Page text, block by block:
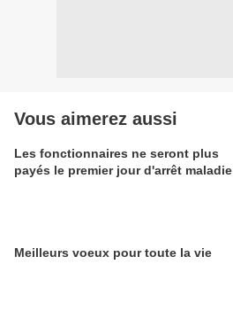
Vous aimerez aussi
Les fonctionnaires ne seront plus
payés le premier jour d'arrêt maladie
Meilleurs voeux pour toute la vie